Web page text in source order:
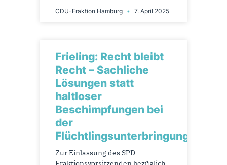
CDU-Fraktion Hamburg 7. April 2025
Frieling: Recht bleibt
Recht – Sachliche
Lösungen statt
haltloser
Beschimpfungen bei
der
Flüchtlingsunterbringung
Zur Einlassung des SPD-